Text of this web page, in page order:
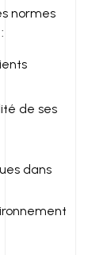
normes
de ses
dans